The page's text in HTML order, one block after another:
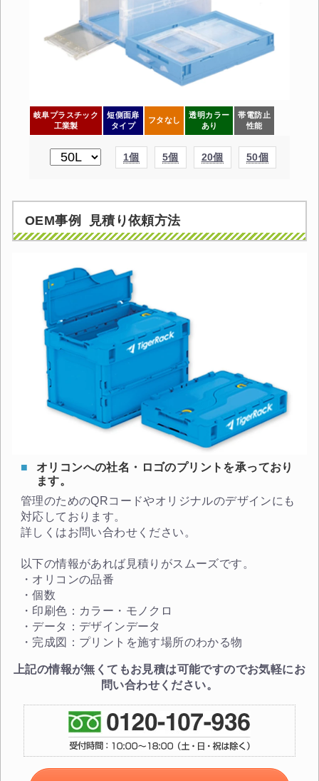
岐阜プラスチック
工業製
短側面扉
タイプ
フタなし
透明カラー
あり
帯電防止
性能
1個 5個 20個 50個
OEM事例 見積り依頼方法
オリコンへの社名・ロゴのプリントを承っており
ます。
管理のためのQRコードやオリジナルのデザインにも
対応しております。
詳しくはお問い合わせください。
以下の情報があれば見積りがスムーズです。
・オリコンの品番
・個数
・印刷色：カラー・モノクロ
・データ：デザインデータ
・完成図：プリントを施す場所のわかる物
上記の情報が無くてもお見積は可能ですのでお気軽にお
問い合わせください。